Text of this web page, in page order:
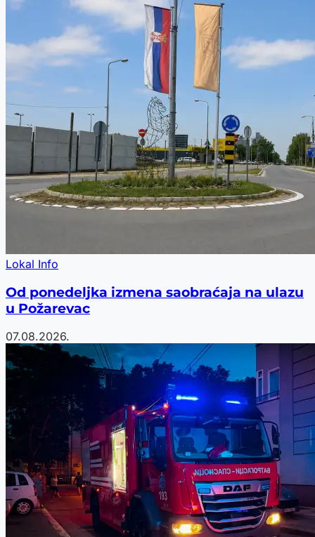
Lokal Info
Od ponedeljka izmena saobraćaja na ulazu
u Požarevac
07.08.2026.